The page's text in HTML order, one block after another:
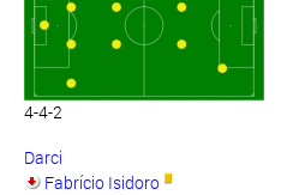
4-4-2
Darci
Fabrício Isidoro